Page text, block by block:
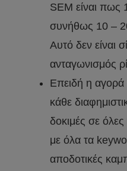
SEM είναι πως
συνήθως 10 –
Αυτό δεν είναι
ανταγωνισμός
Επειδή η αγορά
κάθε
δοκιμές σε
με όλα τα
αποδοτικές